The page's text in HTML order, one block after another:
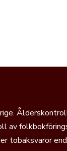
av
tobaksvaror